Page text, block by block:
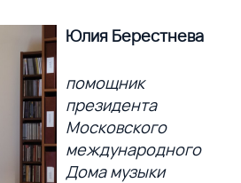
Юлия Берестнева
помощник
президента
Московского
международного
Дома музыки